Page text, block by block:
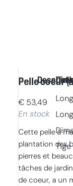
Pelle coeur
€ 53,49
En stock
Cette pelle à
plantation des
pierres et
tâches de
de coeur, a un
Tige